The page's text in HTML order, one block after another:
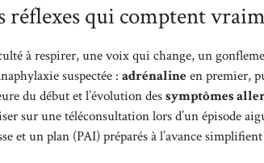
réflexes qui comptent
à respirer, une voix qui change, un
suspectée :adrénalineen premier,
du début et l’évolution dessymptômes
sur une téléconsultation lors d’un épisode
et un plan (PAI) préparés à l’avance